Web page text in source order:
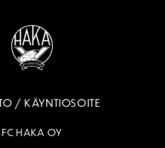
/ KÄYNTIOSOITE
FC HAKA OY